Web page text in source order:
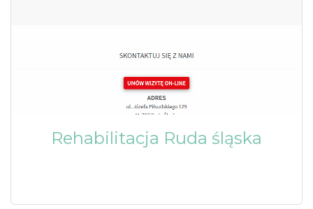
Rehabilitacja Ruda śląska